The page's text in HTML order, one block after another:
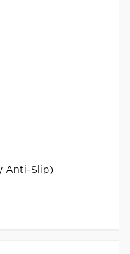
Anti-Slip)